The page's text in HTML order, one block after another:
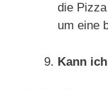
die
um eine
Kann